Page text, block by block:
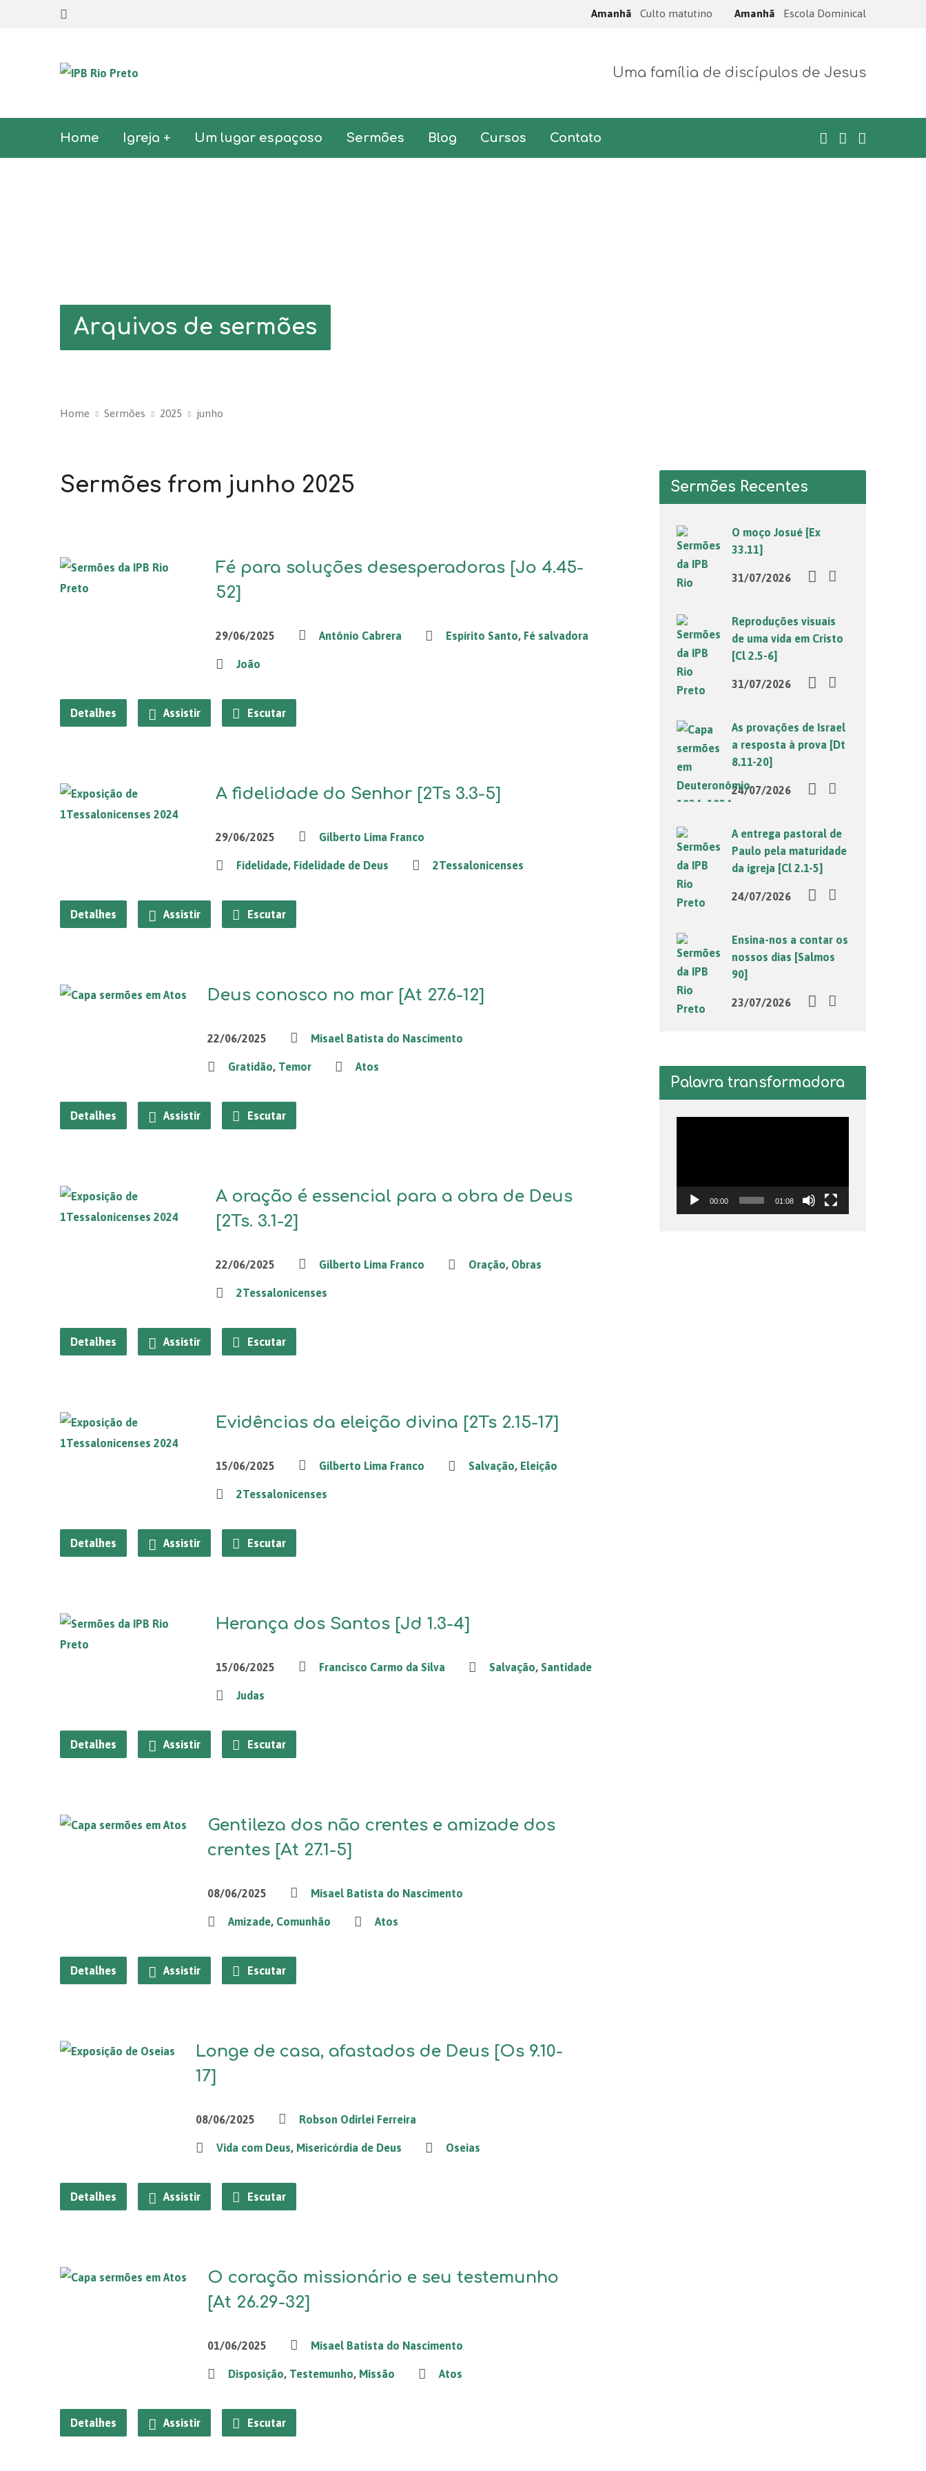
Amanhã Culto matutino Amanhã Escola Dominical
Uma família de discípulos de Jesus
Home Igreja + Um lugar espaçoso Sermões Blog Cursos Contato
Arquivos de sermões
Home Sermões 2025 junho
Sermões from junho 2025
Fé para soluções desesperadoras [Jo 4.45-
52]
29/06/2025 Antônio Cabrera Espírito Santo, Fé salvadora
João
Detalhes Assistir Escutar
A fidelidade do Senhor [2Ts 3.3-5]
29/06/2025 Gilberto Lima Franco
Fidelidade, Fidelidade de Deus 2Tessalonicenses
Detalhes Assistir Escutar
Deus conosco no mar [At 27.6-12]
22/06/2025 Misael Batista do Nascimento
Gratidão, Temor Atos
Detalhes Assistir Escutar
A oração é essencial para a obra de Deus
[2Ts. 3.1-2]
22/06/2025 Gilberto Lima Franco Oração, Obras
2Tessalonicenses
Detalhes Assistir Escutar
Evidências da eleição divina [2Ts 2.15-17]
15/06/2025 Gilberto Lima Franco Salvação, Eleição
2Tessalonicenses
Detalhes Assistir Escutar
Herança dos Santos [Jd 1.3-4]
15/06/2025 Francisco Carmo da Silva Salvação,Santidade
Judas
Detalhes Assistir Escutar
Gentileza dos não crentes e amizade dos
crentes [At 27.1-5]
08/06/2025 Misael Batista do Nascimento
Amizade, Comunhão Atos
Detalhes Assistir Escutar
Longe de casa, afastados de Deus [Os 9.10-
17]
08/06/2025 Robson Odirlei Ferreira
Vida com Deus, Misericórdia de Deus Oseias
Detalhes Assistir Escutar
O coração missionário e seu testemunho
[At 26.29-32]
01/06/2025 Misael Batista do Nascimento
Disposição, Testemunho, Missão Atos
Detalhes Assistir Escutar
Sermões Recentes
O moço Josué [Ex
33.11]
31/07/2026
Reproduções visuais
de uma vida em Cristo
[Cl 2.5-6]
31/07/2026
As provações de Israel
a resposta à prova [Dt
8.11-20]
24/07/2026
A entrega pastoral de
Paulo pela maturidade
da igreja [Cl 2.1-5]
24/07/2026
Ensina-nos a contar os
nossos dias [Salmos
90]
23/07/2026
Palavra transformadora
00:00 01:08